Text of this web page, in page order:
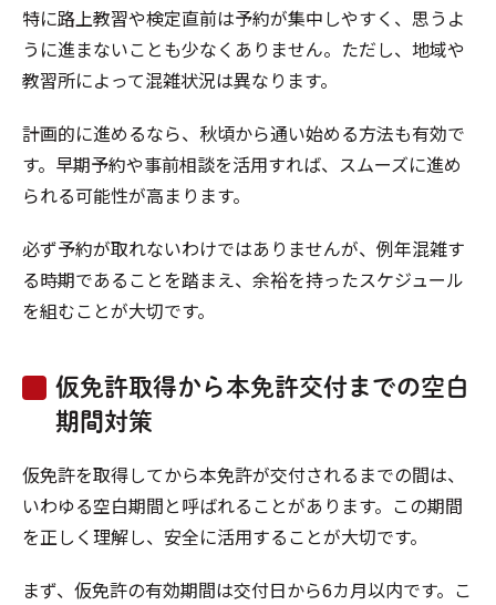
特に路上教習や検定直前は予約が集中しやすく、思うよ
うに進まないことも少なくありません。ただし、地域や
教習所によって混雑状況は異なります。
計画的に進めるなら、秋頃から通い始める方法も有効で
す。早期予約や事前相談を活用すれば、スムーズに進め
られる可能性が高まります。
必ず予約が取れないわけではありませんが、例年混雑す
る時期であることを踏まえ、余裕を持ったスケジュール
を組むことが大切です。
仮免許取得から本免許交付までの空白
期間対策
仮免許を取得してから本免許が交付されるまでの間は、
いわゆる空白期間と呼ばれることがあります。この期間
を正しく理解し、安全に活用することが大切です。
まず、仮免許の有効期間は交付日から6カ月以内です。こ